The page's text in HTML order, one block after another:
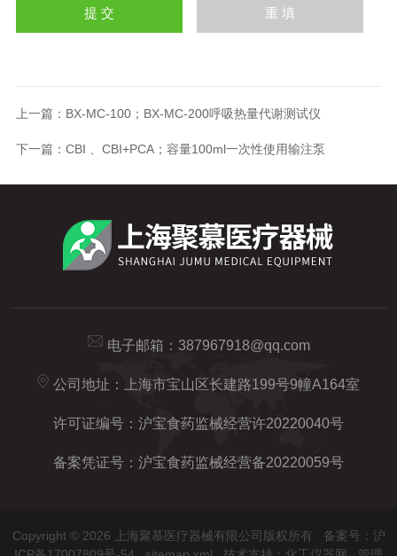
上一篇： BX-MC-100；BX-MC-200呼吸热量代谢测试仪
下一篇： CBI 、CBI+PCA；容量100ml一次性使用输注泵
电子邮箱： 387967918@qq.com
公司地址：上海市宝山区长建路199号9幢A164室
许可证编号：沪宝食药监械经营许20220040号
备案凭证号：沪宝食药监械经营备20220059号
Copyright © 2026 上海聚慕医疗器械有限公司版权所有 备案号：沪